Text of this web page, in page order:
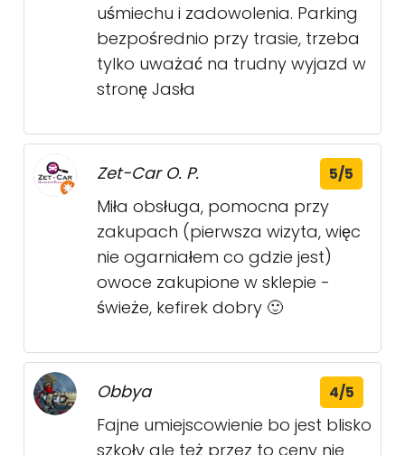
uśmiechu i zadowolenia. Parking
bezpośrednio przy trasie, trzeba
tylko uważać na trudny wyjazd w
stronę Jasła
Zet-Car O. P. 5/5
Miła obsługa, pomocna przy
zakupach (pierwsza wizyta, więc
nie ogarniałem co gdzie jest)
owoce zakupione w sklepie -
świeże, kefirek dobry 🙂
Obbya 4/5
Fajne umiejscowienie bo jest blisko
szkoły ale też przez to ceny nie